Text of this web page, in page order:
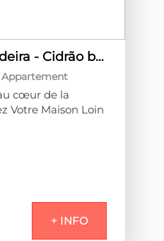
Coração da Madeira - Cidrão by Homie
Appartement
cœur de la
Votre Maison Loin
de Curral das
un refuge
Madère.
+ INFO